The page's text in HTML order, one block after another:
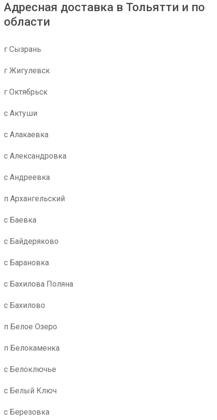
Адресная доставка в Тольятти и по
области
г Сызрань
г Жигулевск
г Октябрьск
с Актуши
с Алакаевка
с Александровка
с Андреевка
п Архангельский
с Баевка
с Байдеряково
с Барановка
с Бахилова Поляна
с Бахилово
п Белое Озеро
п Белокаменка
с Белоключье
с Белый Ключ
с Березовка